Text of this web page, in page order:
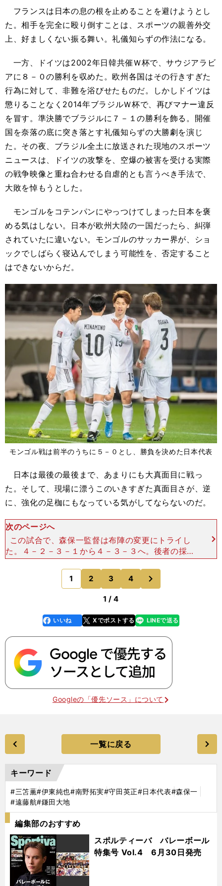
フランスは日本の息の根を止めることを避けようとし
た。相手を完全に殴り倒すことは、スポーツの親善外交
上、好ましくない振る舞い。礼儀知らずの作法になる。
一方、ドイツは2002年日韓共催Ｗ杯で、サウジアラビ
アに８－０の勝利を収めた。欧州各国はその行きすぎた
行為に対して、非難を浴びせたものだ。しかしドイツは
懲りることなく2014年ブラジルＷ杯で、再びマナー違反
を冒す。準決勝でブラジルに７－１の勝利を飾る。開催
国を奈落の底に突き落とす礼儀知らずの大勝劇を演じ
た。その夜、ブラジル全土に放送された現地のスポーツ
ニュースは、ドイツの攻撃を、空爆の被害を受ける実際
の戦争映像と重ね合わせる自虐的とも言うべき手法で、
大敗を悼もうとした。
モンゴルをコテンパンにやっつけてしまった日本を褒
める気はしない。日本が欧州大陸の一国だったら、糾弾
されていたに違いない。モンゴルのサッカー界が、ショ
ックでしばらく寝込んでしまう可能性を、否定すること
はできないからだ。
モンゴル戦は前半のうちに５－０とし、勝負を決めた日本代表
日本は最後の最後まで、あまりにも大真面目に戦っ
た。そして、現場に漂うこのいきすぎた真面目さが、逆
に、強化の足枷にもなっている気がしてならないのだ。
次のページへ
この試合で、森保一監督は布陣の変更にトライし
た。４－２－３－１から４－３－３へ。後者の採用
は、日本代表監督に就任してから初の試みになる。
この大勝利の中で一番心に留めておきたい事例にな
る。 それが実行
1 2 3 4
のページへ
1 / 4
faceboo
k
いいね Xでポストする
line LINEで送る
Googleの「優先ソース」について
一覧に戻る
キーワード
#三笘薫#伊東純也#南野拓実#守田英正#日本代表#森保一
#遠藤航#鎌田大地
編集部のおすすめ
スポルティーバ バレーボール
特集号 Vol.4 6月30日発売